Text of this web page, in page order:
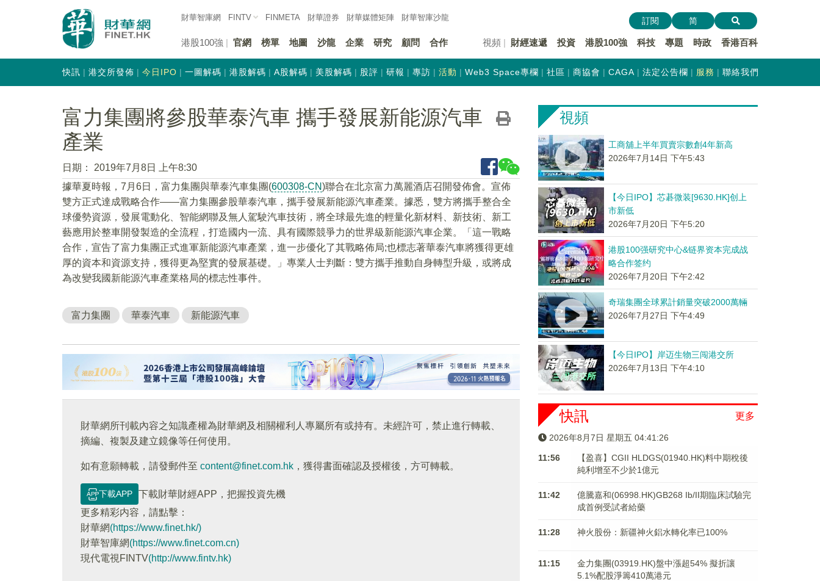
財華智庫網 FINTV FINMETA 財華證券 財華媒體矩陣 財華智庫沙龍
港股100強 官網 榜單 地圖 沙龍 企業 研究 顧問 合作 視頻 財經速遞 投資 港股100強 科技 專題 時政 香港百科
訂閱 简
快訊 港交所發佈 今日IPO 一圖解碼 港股解碼 A股解碼 美股解碼 股評 研報 專訪 活動 Web3 Space專欄 社區 商協會 CAGA 法定公告欄 服務 聯絡我們
富力集團將參股華泰汽車 攜手發展新能源汽車
產業
日期：
2019年7月8日 上午8:30
據華夏時報，7月6日，富力集團與華泰汽車集團(600308-CN)聯合在北京富力萬麗酒店召開發佈會。宣佈
雙方正式達成戰略合作——富力集團參股華泰汽車，攜手發展新能源汽車產業。據悉，雙方將攜手整合全
球優勢資源，發展電動化、智能網聯及無人駕駛汽車技術，將全球最先進的輕量化新材料、新技術、新工
藝應用於整車開發製造的全流程，打造國内一流、具有國際競爭力的世界級新能源汽車企業。「這一戰略
合作，宣告了富力集團正式進軍新能源汽車產業，進一步優化了其戰略佈局;也標志著華泰汽車將獲得更雄
厚的資本和資源支持，獲得更為堅實的發展基礎。」專業人士判斷：雙方攜手推動自身轉型升級，或將成
為改變我國新能源汽車產業格局的標志性事件。
富力集團 華泰汽車 新能源汽車
財華網所刊載內容之知識產權為財華網及相關權利人專屬所有或持有。未經許可，禁止進行轉載、
摘編、複製及建立鏡像等任何使用。
如有意願轉載，請發郵件至 content@finet.com.hk ，獲得書面確認及授權後，方可轉載。
下載APP
下載財華財經APP，把握投資先機
更多精彩内容，請點擊：
財華網(https://www.finet.hk/)
財華智庫網(https://www.finet.com.cn)
現代電視FINTV(http://www.fintv.hk)
視頻
工商舖上半年買賣宗數創4年新高
2026年7月14日 下午5:43
【今日IPO】芯碁微装[9630.HK]创上
市新低
2026年7月20日 下午5:20
港股100强研究中心&链界资本完成战
略合作签约
2026年7月20日 下午2:42
奇瑞集團全球累計銷量突破2000萬輛
2026年7月27日 下午4:49
【今日IPO】岸迈生物三闯港交所
2026年7月13日 下午4:10
更多
快訊
2026年8月7日 星期五 04:41:26
11:56
【盈喜】CGII HLDGS(01940.HK)料中期稅後
純利增至不少於1億元
11:42
億騰嘉和(06998.HK)GB268 Ib/II期臨床試驗完
成首例受試者給藥
11:28 神火股份：新疆神火鋁水轉化率已100%
11:15
金力集團(03919.HK)盤中漲超54% 擬折讓
5.1%配股淨籌410萬港元